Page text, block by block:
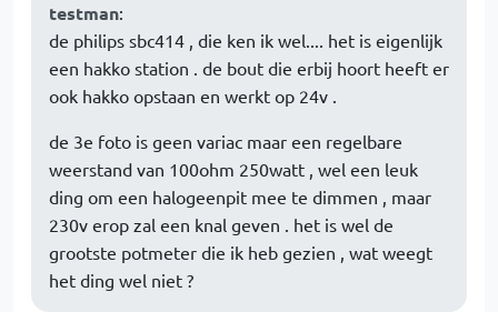
testman:
de philips sbc414 , die ken ik wel.... het is eigenlijk
een hakko station . de bout die erbij hoort heeft er
ook hakko opstaan en werkt op 24v .
de 3e foto is geen variac maar een regelbare
weerstand van 100ohm 250watt , wel een leuk
ding om een halogeenpit mee te dimmen , maar
230v erop zal een knal geven . het is wel de
grootste potmeter die ik heb gezien , wat weegt
het ding wel niet ?